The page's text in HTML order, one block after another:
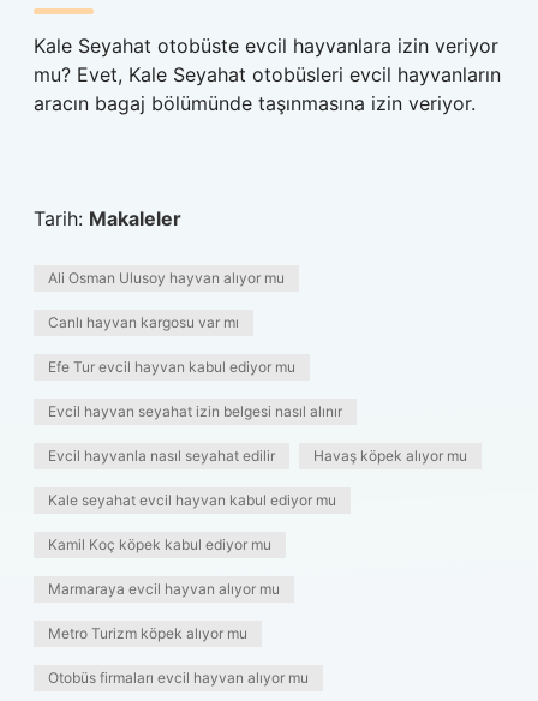
Kale Seyahat otobüste evcil hayvanlara izin veriyor
mu? Evet, Kale Seyahat otobüsleri evcil hayvanların
aracın bagaj bölümünde taşınmasına izin veriyor.
Tarih: Makaleler
Ali Osman Ulusoy hayvan alıyor mu
Canlı hayvan kargosu var mı
Efe Tur evcil hayvan kabul ediyor mu
Evcil hayvan seyahat izin belgesi nasıl alınır
Evcil hayvanla nasıl seyahat edilir Havaş köpek alıyor mu
Kale seyahat evcil hayvan kabul ediyor mu
Kamil Koç köpek kabul ediyor mu
Marmaraya evcil hayvan alıyor mu
Metro Turizm köpek alıyor mu
Otobüs firmaları evcil hayvan alıyor mu